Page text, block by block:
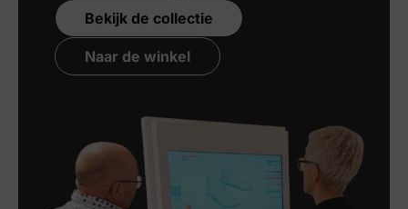
Bekijk de collectie
Naar de winkel